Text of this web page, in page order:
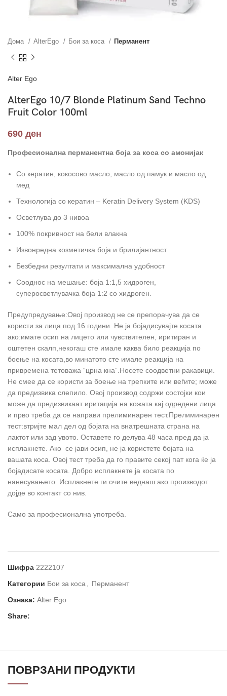
Дома AlterEgo Бои за коса Перманент
Alter Ego
AlterEgo 10/7 Blonde Platinum Sand Techno
Fruit Color 100ml
690 ден
Професионална перманентна боја за коса со амонијак
Со кератин, кокосово масло, масло од памук и масло од
мед
Технологија со кератин – Keratin Delivery System (KDS)
Осветлува до 3 нивоа
100% покривност на бели влакна
Извонредна козметичка боја и брилијантност
Безбедни резултати и максимална удобност
Сооднос на мешање: боја 1:1,5 хидроген,
суперосветлувачка боја 1:2 со хидроген.
Предупредување:Овој производ не се препорачува да се
користи за лица под 16 години. Не ја бојадисувајте косата
ако:имате осип на лицето или чувствителен, иритиран и
оштетен скалп,некогаш сте имале каква било реакција по
боење на косата,во минатото сте имале реакција на
привремена тетоважа “црна кна”.Носете соодветни ракавици.
Не смее да се користи за боење на трепките или веѓите; може
да предизвика слепило. Овој производ содржи состојки кои
може да предизвикаат иритација на кожата кај одредени лица
и прво треба да се направи прелиминарен тест.Прелиминарен
тест:втријте мал дел од бојата на внатрешната страна на
лактот или зад увото. Оставете го делува 48 часа пред да ја
исплакнете. Ако се јави осип, не ја користете бојата на
вашата коса. Овој тест треба да го правите секој пат кога ќе ја
бојадисате косата. Добро исплакнете ја косата по
нанесувањето. Исплакнете ги очите веднаш ако производот
дојде во контакт со нив.
Само за професионална употреба.
Шифра 2222107
Категории Бои за коса
Перманент
Ознака: Alter Ego
Share:
ПОВРЗАНИ ПРОДУКТИ